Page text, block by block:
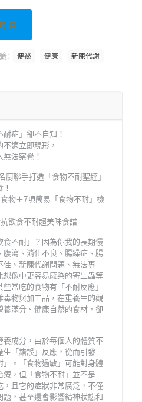
買
: 便祕 健康
新陳代謝
症」卻不自知！
適立即現形，
法察覺！
廚聯手打造「食物不耐聖經」
物＋7項簡易「食物不耐」檢
飲食不耐超美味食譜
不耐」？因為你我的長期慢
腹瀉、消化不良、腸躁症、腸
佳、新陳代謝問題、無法專
想像中更容易感染的寄生蟲等
常吃的食物有「不耐反應」
物與加工品，在重養生的觀
養滿分、健康自然的食材，卻
養成分，由於每個人的體質不
生「錯誤」反應，從而引發
」。「食物過敏」可能對身體
療，但「食物不耐」並不是
，且它的症狀非常廣泛，不僅
題，甚至還會影響精神狀態和